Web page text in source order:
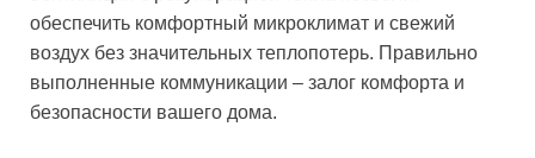
обеспечить комфортный микроклимат и свежий
воздух без значительных теплопотерь. Правильно
выполненные коммуникации – залог комфорта и
безопасности вашего дома.